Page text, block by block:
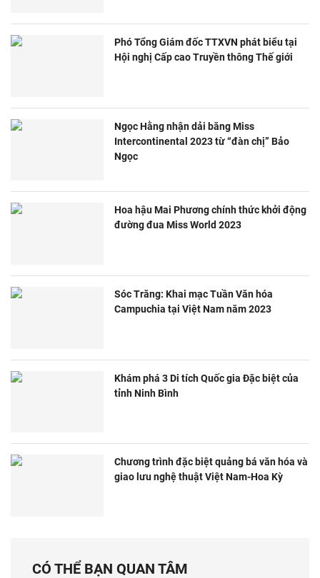
Phó Tổng Giám đốc TTXVN phát biểu tại
Hội nghị Cấp cao Truyền thông Thế giới
Ngọc Hằng nhận dải băng Miss
Intercontinental 2023 từ “đàn chị” Bảo
Ngọc
Hoa hậu Mai Phương chính thức khởi động
đường đua Miss World 2023
Sóc Trăng: Khai mạc Tuần Văn hóa
Campuchia tại Việt Nam năm 2023
Khám phá 3 Di tích Quốc gia Đặc biệt của
tỉnh Ninh Bình
Chương trình đặc biệt quảng bá văn hóa và
giao lưu nghệ thuật Việt Nam-Hoa Kỳ
CÓ THỂ BẠN QUAN TÂM